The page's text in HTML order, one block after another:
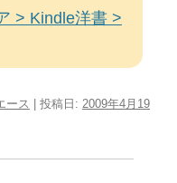
> Kindle洋書 >
ース | 投稿日: 2009年4月19